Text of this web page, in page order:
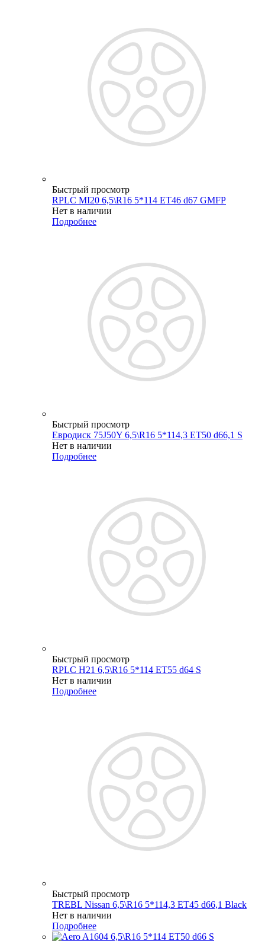
Быстрый просмотр
RPLC MI20 6,5\R16 5*114 ET46 d67 GMFP
Нет в наличии
Подробнее
Быстрый просмотр
Евродиск 75J50Y 6,5\R16 5*114,3 ET50 d66,1 S
Нет в наличии
Подробнее
Быстрый просмотр
RPLC H21 6,5\R16 5*114 ET55 d64 S
Нет в наличии
Подробнее
Быстрый просмотр
TREBL Nissan 6,5\R16 5*114,3 ET45 d66,1 Black
Нет в наличии
Подробнее